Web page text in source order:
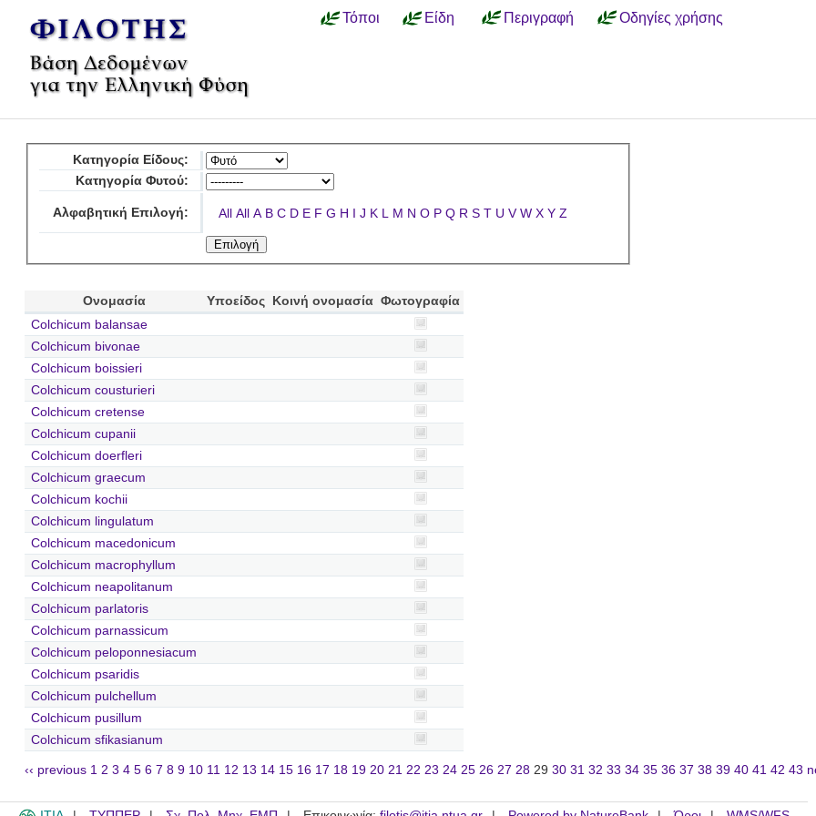
Τόποι Είδη Περιγραφή Οδηγίες χρήσης
Κατηγορία Είδους:
Κατηγορία Φυτού:
Αλφαβητική Επιλογή: All All A B C D E F G H I J K L M N O P Q R S T U V W X Y Z
Ονομασία Υποείδος Κοινή ονομασία Φωτογραφία
Colchicum balansae
Colchicum bivonae
Colchicum boissieri
Colchicum cousturieri
Colchicum cretense
Colchicum cupanii
Colchicum doerfleri
Colchicum graecum
Colchicum kochii
Colchicum lingulatum
Colchicum macedonicum
Colchicum macrophyllum
Colchicum neapolitanum
Colchicum parlatoris
Colchicum parnassicum
Colchicum peloponnesiacum
Colchicum psaridis
Colchicum pulchellum
Colchicum pusillum
Colchicum sfikasianum
‹‹ previous 1 2 3 4 5 6 7 8 9 10 11 12 13 14 15 16 17 18 19 20 21 22 23 24 25 26 27 28 29 30 31 32 33 34 35 36 37 38 39 40 41 42 43